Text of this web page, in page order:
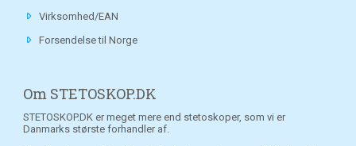
Virksomhed/EAN
Forsendelse til Norge
Om STETOSKOP.DK
STETOSKOP.DK er meget mere end stetoskoper, som vi er
Danmarks største forhandler af.